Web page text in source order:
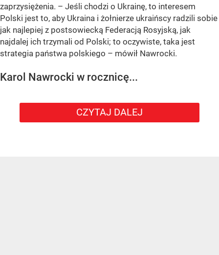
zaprzysiężenia. – Jeśli chodzi o Ukrainę, to interesem
Polski jest to, aby Ukraina i żołnierze ukraińscy radzili sobie
jak najlepiej z postsowiecką Federacją Rosyjską, jak
najdalej ich trzymali od Polski; to oczywiste, taka jest
strategia państwa polskiego – mówił Nawrocki.
Karol Nawrocki w rocznicę...
CZYTAJ DALEJ